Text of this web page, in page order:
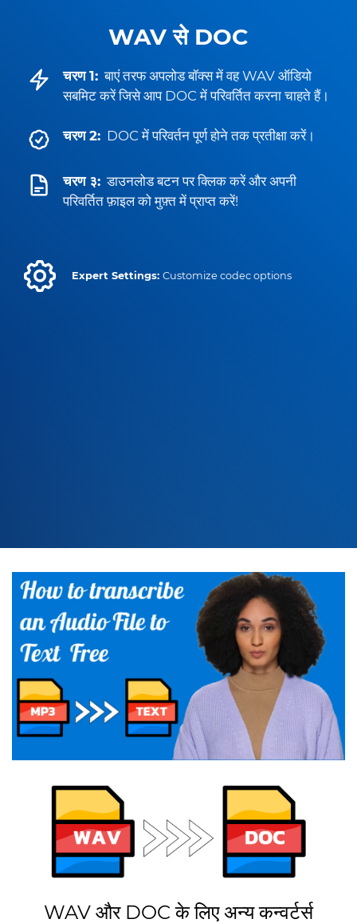
WAV से DOC
चरण 1: बाएं तरफ अपलोड बॉक्स में वह WAV ऑडियो
सबमिट करें जिसे आप DOC में परिवर्तित करना चाहते हैं।
चरण 2: DOC में परिवर्तन पूर्ण होने तक प्रतीक्षा करें।
चरण ३: डाउनलोड बटन पर क्लिक करें और अपनी
परिवर्तित फ़ाइल को मुफ़्त में प्राप्त करें!
Expert Settings: Customize codec options
WAV और DOC के लिए अन्य कन्वर्टर्स